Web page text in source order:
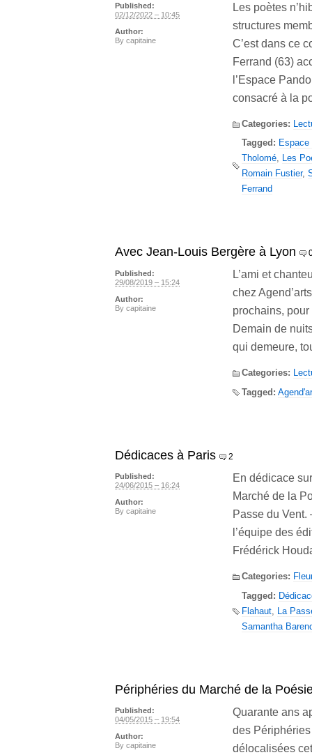
Les poètes
structures
C’est dans ce
Ferrand (63)
l’Espace
consacré à la
Categories:
Tagged: Espace
Tholomé, Les
Romain Fustier,
Ferrand
Published:
02/12/2022 – 10:45
Author:
By capitaine
Avec Jean-Louis Bergère à Lyon
L’ami et
chez
prochains,
Demain de
qui demeure,
Categories:
Tagged:
Published:
29/08/2019 – 15:24
Author:
By capitaine
Dédicaces à Paris 2
En dédicace
Marché de la
Passe du
l’équipe des
Frédérick
Categories:
Tagged:
Flahaut La
Samantha
Published:
24/06/2015 – 16:24
Author:
By capitaine
Périphéries du Marché de la
Quarante ans
des
délocalisées
Published:
04/05/2015 – 19:54
Author:
By capitaine